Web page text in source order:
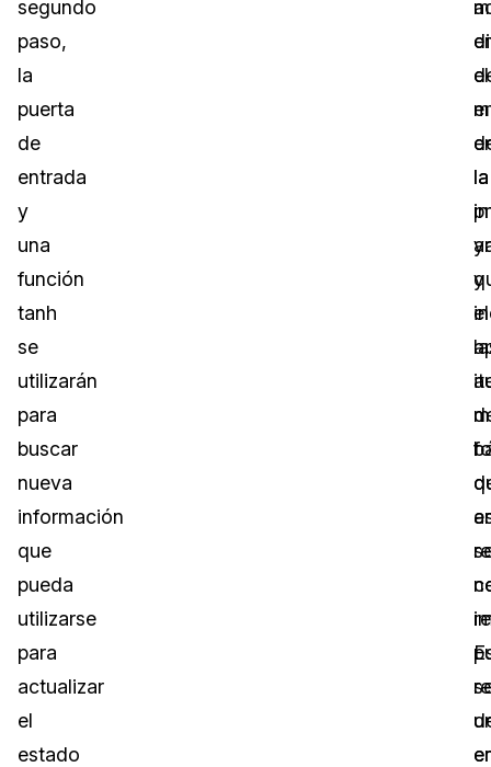
segundo
paso,
la
puerta
de
entrada
y
una
función
tanh
se
utilizarán
para
buscar
nueva
información
que
pueda
utilizarse
para
actualizar
el
estado
la
el
la
y
el